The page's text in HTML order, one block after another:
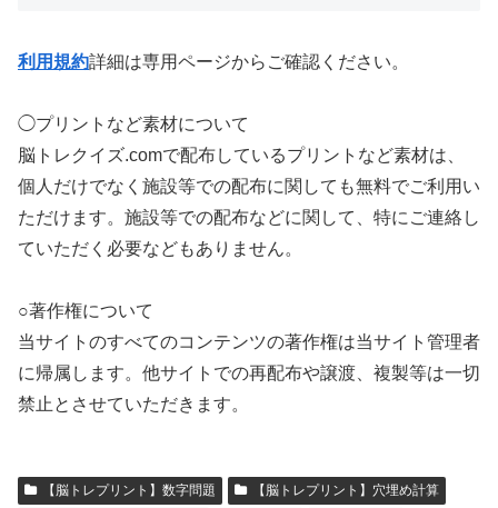
利用規約詳細は専用ページからご確認ください。
◯プリントなど素材について
脳トレクイズ.comで配布しているプリントなど素材は、
個人だけでなく施設等での配布に関しても無料でご利用い
ただけます。施設等での配布などに関して、特にご連絡し
ていただく必要などもありません。
○著作権について
当サイトのすべてのコンテンツの著作権は当サイト管理者
に帰属します。他サイトでの再配布や譲渡、複製等は一切
禁止とさせていただきます。
【脳トレプリント】数字問題
【脳トレプリント】穴埋め計算